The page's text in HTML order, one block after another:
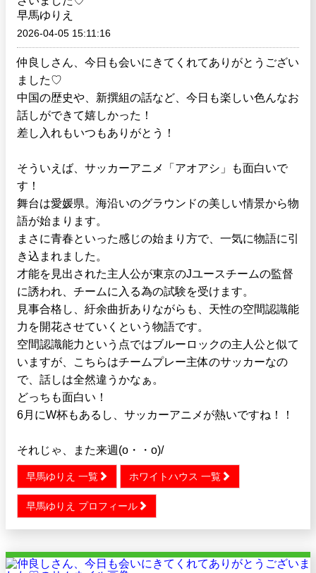
早馬ゆりえ
2026-04-05 15:11:16
仲良しさん、今日も会いにきてくれてありがとうござい
ました♡
中国の歴史や、新撰組の話など、今日も楽しい色んなお
話しができて嬉しかった！
差し入れもいつもありがとう！
そういえば、サッカーアニメ「アオアシ」も面白いで
す！
舞台は愛媛県。海沿いのグラウンドの美しい情景から物
語が始まります。
まさに青春といった感じの始まり方で、一気に物語に引
き込まれました。
才能を見出された主人公が東京のJユースチームの監督
に誘われ、チームに入る為の試験を受けます。
見事合格し、紆余曲折ありながらも、天性の空間認識能
力を開花させていくという物語です。
空間認識能力という点ではブルーロックの主人公と似て
いますが、こちらはチームプレー主体のサッカーなの
で、話しは全然違うかなぁ。
どっちも面白い！
6月にW杯もあるし、サッカーアニメが熱いですね！！
それじゃ、また来週(o・・o)/
早馬ゆりえ 一覧 ホワイトハウス 一覧
早馬ゆりえ プロフィール